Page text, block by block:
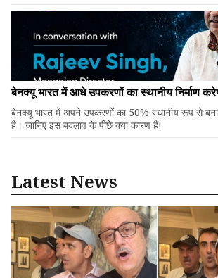
बेनक्यू भारत में आधे उपकरणों का स्थानीय निर्माण
बेनक्यू भारत में अपने उपकरणों का 50% स्थानीय रूप से
है। जानिए इस बदलाव के पीछे क्या कारण हैं!
Latest News